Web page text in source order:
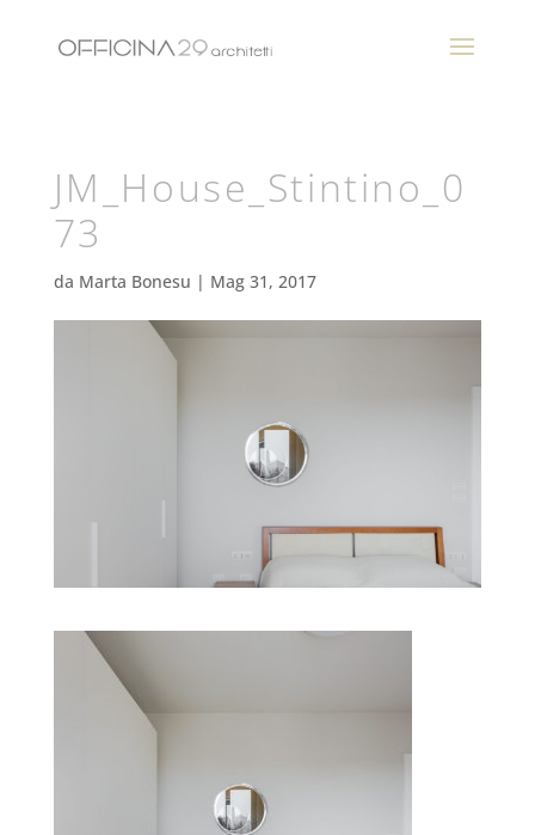
JM_House_Stintino_0
73
da Marta Bonesu | Mag 31, 2017